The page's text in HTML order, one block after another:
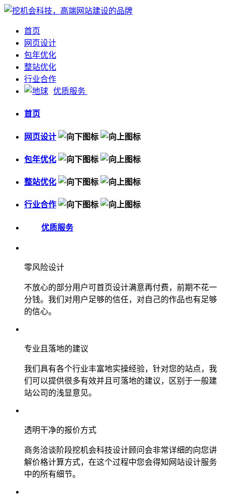
首页
网页设计
包年优化
整站优化
行业合作
优质服务
首页
网页设计
包年优化
整站优化
行业合作
优质服务
零风险设计
不放心的部分用户可首页设计满意再付费，前期不花一
分钱。我们对用户足够的信任，对自己的作品也有足够
的信心。
专业且落地的建议
我们具有各个行业丰富地实操经验，针对您的站点，我
们可以提供很多有效并且可落地的建议，区别于一般建
站公司的浅显意见。
透明干净的报价方式
商务洽谈阶段挖机会科技设计顾问会非常详细的向您讲
解价格计算方式，在这个过程中您会得知网站设计服务
中的所有细节。